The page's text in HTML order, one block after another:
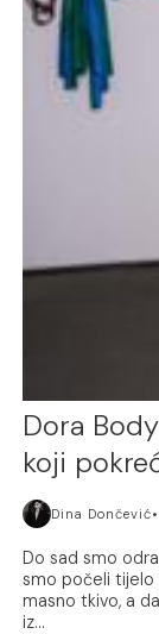
Dora
koji
Dina Dončević
Do sad smo
smo počeli tijelo
masno tkivo, a
iz...